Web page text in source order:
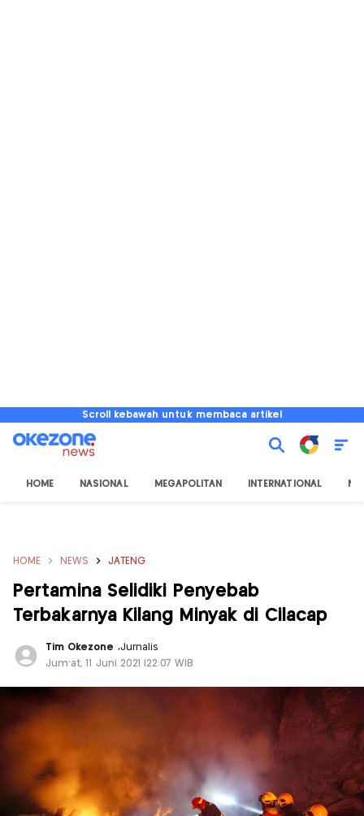
Scroll kebawah untuk membaca artikel
HOME NASIONAL MEGAPOLITAN INTERNATIONAL
HOME NEWS JATENG
Pertamina Selidiki Penyebab
Terbakarnya Kilang Minyak di Cilacap
Tim Okezone ,Jurnalis
Jum'at, 11 Juni 2021 |22:07 WIB